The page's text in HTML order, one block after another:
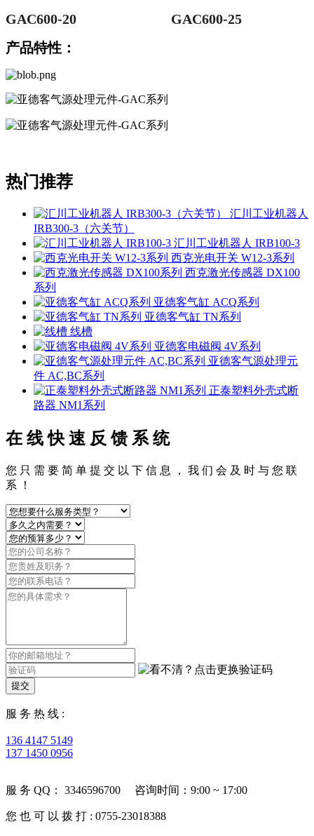
GAC600-20 GAC600-25
产品特性：
热门推荐
汇川工业机器人
IRB300-3（六关节）
汇川工业机器人 IRB100-3
西克光电开关 W12-3系列
西克激光传感器 DX100
系列
亚德客气缸 ACQ系列
亚德客气缸 TN系列
线槽
亚德客电磁阀 4V系列
亚德客气源处理元
件 AC,BC系列
正泰塑料外壳式断
路器 NM1系列
在 线 快 速 反 馈 系 统
您 只 需 要 简 单 提 交 以 下 信 息 ， 我 们 会 及 时 与 您 联
系 ！
提交
服 务 热 线 :
136 4147 5149
137 1450 0956
服 务 QQ： 3346596700 咨询时间：9:00 ~ 17:00
您 也 可 以 拨 打 : 0755-23018388